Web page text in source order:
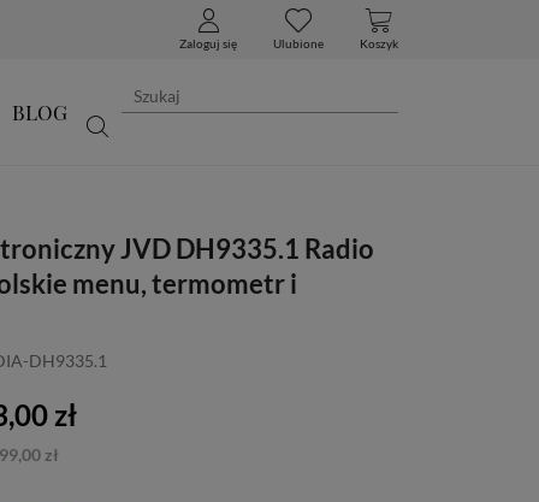
Zaloguj się Ulubione Koszyk
BLOG
JVD DH9335.1 Radio
menu, termometr i
DH9335.1
zł
zł